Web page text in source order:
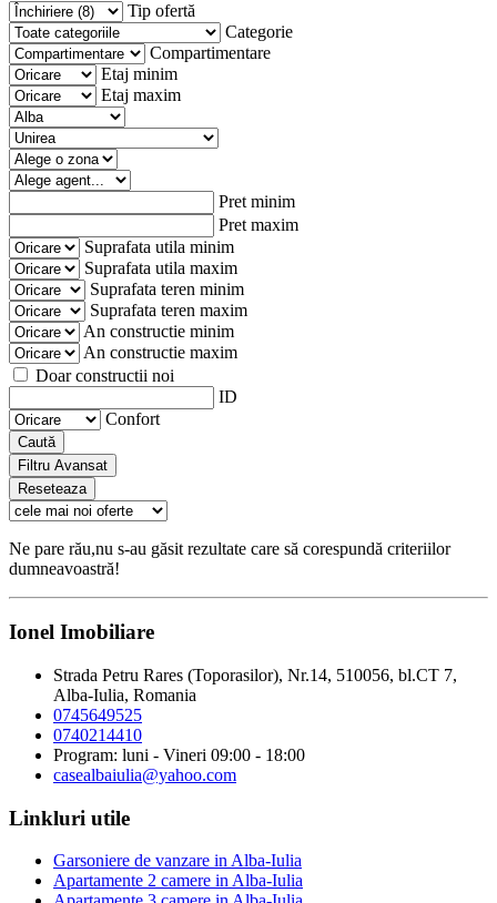
Tip ofertă
Categorie
Compartimentare
Etaj minim
Etaj maxim
Pret minim
Pret maxim
Suprafata utila minim
Suprafata utila maxim
Suprafata teren minim
Suprafata teren maxim
An constructie minim
An constructie maxim
Doar constructii noi
ID
Confort
Caută
Filtru Avansat
Reseteaza
Ne pare rău,nu s-au găsit rezultate care să corespundă criteriilor
dumneavoastră!
Ionel Imobiliare
Strada Petru Rares (Toporasilor), Nr.14, 510056, bl.CT 7,
Alba-Iulia, Romania
0745649525
0740214410
Program: luni - Vineri 09:00 - 18:00
casealbaiulia@yahoo.com
Linkluri utile
Garsoniere de vanzare in Alba-Iulia
Apartamente 2 camere in Alba-Iulia